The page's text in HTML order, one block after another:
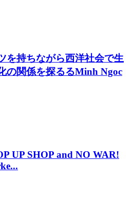
を持ちながら西洋社会で生
の関係を探るるMinh Ngoc
UP SHOP and NO WAR!